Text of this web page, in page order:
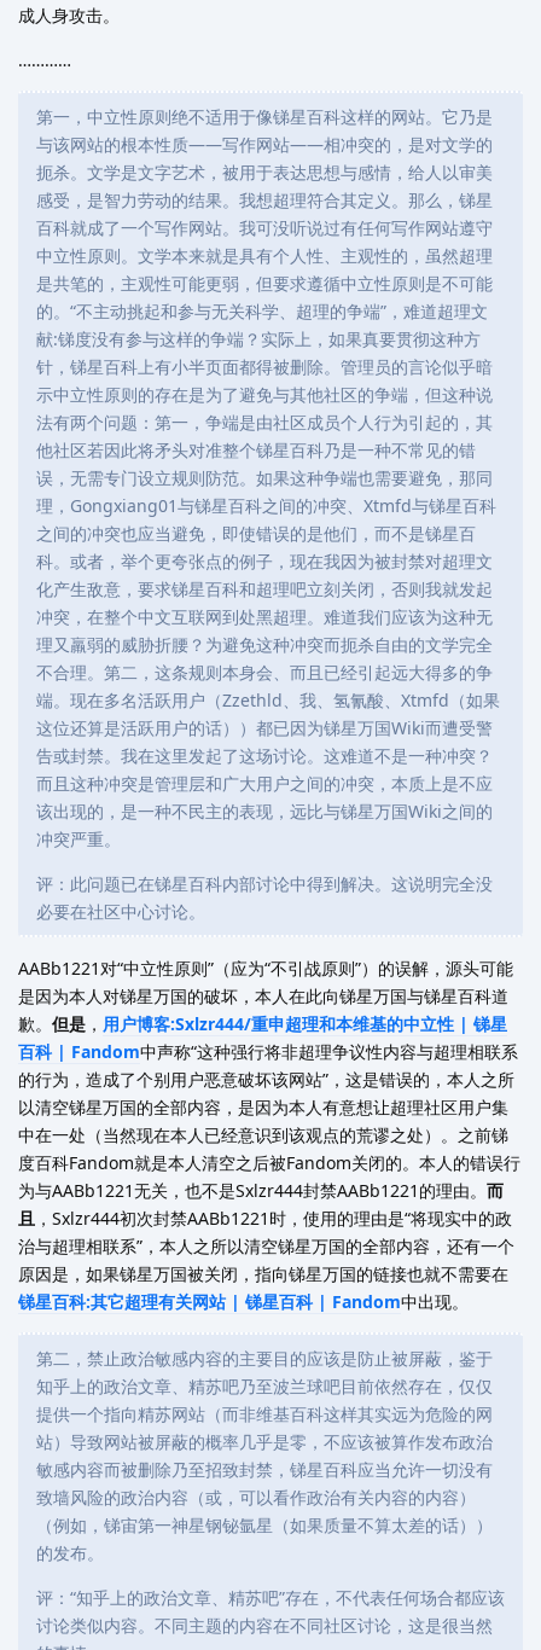
成人身攻击。
…………
第一，中立性原则绝不适用于像锑星百科这样的网站。它乃是
与该网站的根本性质——写作网站——相冲突的，是对文学的
扼杀。文学是文字艺术，被用于表达思想与感情，给人以审美
感受，是智力劳动的结果。我想超理符合其定义。那么，锑星
百科就成了一个写作网站。我可没听说过有任何写作网站遵守
中立性原则。文学本来就是具有个人性、主观性的，虽然超理
是共笔的，主观性可能更弱，但要求遵循中立性原则是不可能
的。“不主动挑起和参与无关科学、超理的争端”，难道超理文
献:锑度没有参与这样的争端？实际上，如果真要贯彻这种方
针，锑星百科上有小半页面都得被删除。管理员的言论似乎暗
示中立性原则的存在是为了避免与其他社区的争端，但这种说
法有两个问题：第一，争端是由社区成员个人行为引起的，其
他社区若因此将矛头对准整个锑星百科乃是一种不常见的错
误，无需专门设立规则防范。如果这种争端也需要避免，那同
理，Gongxiang01与锑星百科之间的冲突、Xtmfd与锑星百科
之间的冲突也应当避免，即使错误的是他们，而不是锑星百
科。或者，举个更夸张点的例子，现在我因为被封禁对超理文
化产生敌意，要求锑星百科和超理吧立刻关闭，否则我就发起
冲突，在整个中文互联网到处黑超理。难道我们应该为这种无
理又羸弱的威胁折腰？为避免这种冲突而扼杀自由的文学完全
不合理。第二，这条规则本身会、而且已经引起远大得多的争
端。现在多名活跃用户（Zzethld、我、氢氰酸、Xtmfd（如果
这位还算是活跃用户的话））都已因为锑星万国Wiki而遭受警
告或封禁。我在这里发起了这场讨论。这难道不是一种冲突？
而且这种冲突是管理层和广大用户之间的冲突，本质上是不应
该出现的，是一种不民主的表现，远比与锑星万国Wiki之间的
冲突严重。
评：此问题已在锑星百科内部讨论中得到解决。这说明完全没
必要在社区中心讨论。
AABb1221对“中立性原则”（应为“不引战原则”）的误解，源头可能
是因为本人对锑星万国的破坏，本人在此向锑星万国与锑星百科道
歉。 但是 ， 用户博客:Sxlzr444/重申超理和本维基的中立性 | 锑星
百科 | Fandom中声称“这种强行将非超理争议性内容与超理相联系
的行为，造成了个别用户恶意破坏该网站”，这是错误的，本人之所
以清空锑星万国的全部内容，是因为本人有意想让超理社区用户集
中在一处（当然现在本人已经意识到该观点的荒谬之处）。之前锑
度百科Fandom就是本人清空之后被Fandom关闭的。本人的错误行
为与AABb1221无关，也不是Sxlzr444封禁AABb1221的理由。 而
且 ，Sxlzr444初次封禁AABb1221时，使用的理由是“将现实中的政
治与超理相联系”，本人之所以清空锑星万国的全部内容，还有一个
原因是，如果锑星万国被关闭，指向锑星万国的链接也就不需要在
锑星百科:其它超理有关网站 | 锑星百科 | Fandom中出现。
第二，禁止政治敏感内容的主要目的应该是防止被屏蔽，鉴于
知乎上的政治文章、精苏吧乃至波兰球吧目前依然存在，仅仅
提供一个指向精苏网站（而非维基百科这样其实远为危险的网
站）导致网站被屏蔽的概率几乎是零，不应该被算作发布政治
敏感内容而被删除乃至招致封禁，锑星百科应当允许一切没有
致墙风险的政治内容（或，可以看作政治有关内容的内容）
（例如，锑宙第一神星钢铋氩星（如果质量不算太差的话））
的发布。
评：“知乎上的政治文章、精苏吧”存在，不代表任何场合都应该
讨论类似内容。不同主题的内容在不同社区讨论，这是很当然